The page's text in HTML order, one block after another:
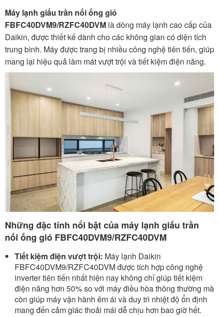
Máy lạnh giấu trần nối ống gió
FBFC40DVM9/RZFC40DVM là dòng máy lạnh cao cấp của
Daikin, được thiết kế dành cho các không gian có diện tích
trung bình. Máy được trang bị nhiều công nghệ tiên tiến, giúp
mang lại hiệu quả làm mát vượt trội và tiết kiệm điện năng.
Những đặc tính nổi bật của máy lạnh giấu trần
nối ống gió FBFC40DVM9/RZFC40DVM
Tiết kiệm điện vượt trội: Máy lạnh Daikin
FBFC40DVM9/RZFC40DVM được tích hợp công nghệ
inverter tiên tiến nhất hiện nay không chỉ giúp tiết kiệm
điện năng hơn 50% so với máy điều hòa thông thường mà
còn giúp máy vận hành êm ái và duy trì nhiệt độ ổn định
mang đến cảm giác thoải mái dễ chịu hơn bao giờ hết.